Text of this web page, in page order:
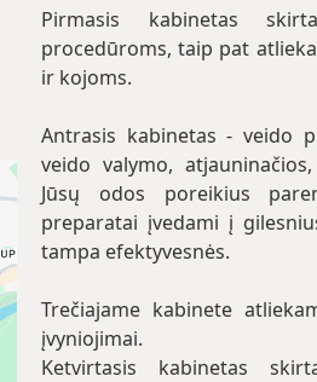
Pirmasis kabinetas
procedūroms, taip pat
ir kojoms.
Antrasis kabinetas - veido
veido valymo,
Jūsų odos poreikius
preparatai įvedami į
tampa efektyvesnės.
Trečiajame kabinete
įvyniojimai.
Ketvirtasis kabinetas